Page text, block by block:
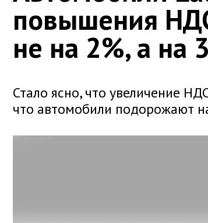
повышения
не на 2%, а на
Стало ясно, что увеличение
что автомобили подорожают